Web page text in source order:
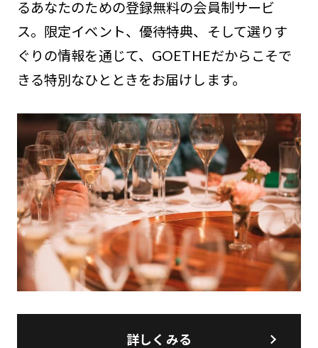
るあなたのための登録無料の会員制サービ
ス。限定イベント、優待特典、そして選りす
ぐりの情報を通じて、GOETHEだからこそで
きる特別なひとときをお届けします。
詳しくみる